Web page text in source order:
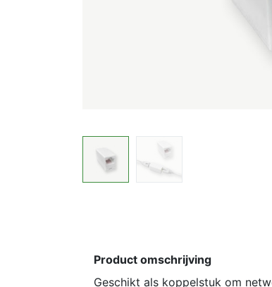
Product omschrijving
Geschikt als koppelstuk om